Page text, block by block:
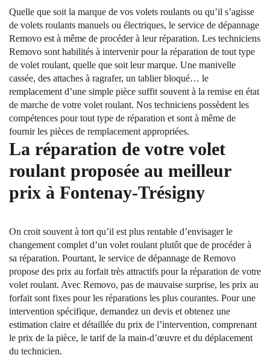
Quelle que soit la marque de vos volets roulants ou qu’il s’agisse
de volets roulants manuels ou électriques, le service de dépannage
Removo est à même de procéder à leur réparation. Les techniciens
Removo sont habilités à intervenir pour la réparation de tout type
de volet roulant, quelle que soit leur marque. Une manivelle
cassée, des attaches à ragrafer, un tablier bloqué… le
remplacement d’une simple pièce suffit souvent à la remise en état
de marche de votre volet roulant. Nos techniciens possèdent les
compétences pour tout type de réparation et sont à même de
fournir les pièces de remplacement appropriées.
La réparation de votre volet
roulant proposée au meilleur
prix à Fontenay-Trésigny
On croit souvent à tort qu’il est plus rentable d’envisager le
changement complet d’un volet roulant plutôt que de procéder à
sa réparation. Pourtant, le service de dépannage de Removo
propose des prix au forfait très attractifs pour la réparation de votre
volet roulant. Avec Removo, pas de mauvaise surprise, les prix au
forfait sont fixes pour les réparations les plus courantes. Pour une
intervention spécifique, demandez un devis et obtenez une
estimation claire et détaillée du prix de l’intervention, comprenant
le prix de la pièce, le tarif de la main-d’œuvre et du déplacement
du technicien.